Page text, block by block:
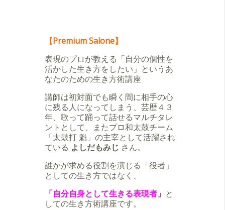
【Premium Salone】
表現のプロが教える「自分の個性を
活かした生き方をしたい」というあ
なたのための生き方術講座
講師は初対面でも瞬く間に相手の心
に残る人になってしまう、芸歴４３
年、歌って踊って話せるマルチタレ
ントとして、またプロ和太鼓チーム
「太鼓打 魁」の主宰として活躍され
ている よしだもみじ さん。
誰かが求める役割を演じる「役者」
としての生き方ではなく、
「自分自身として生きる表現者」 と
しての生き方術講座です。